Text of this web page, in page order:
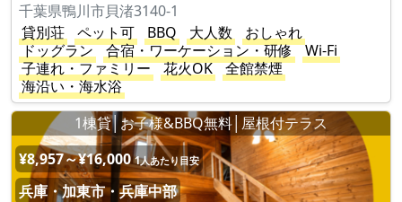
千葉県鴨川市貝渚3140-1
貸別荘
ペット可 BBQ 大人数
おしゃれ
ドッグラン
合宿・ワーケーション・研修
Wi-Fi
子連れ・ファミリー
花火OK
全館禁煙
海沿い・海水浴
1棟貸│お子様&BBQ無料│屋根付テラス
¥8,957～¥16,000 1人あたり目安
兵庫・加東市・兵庫中部